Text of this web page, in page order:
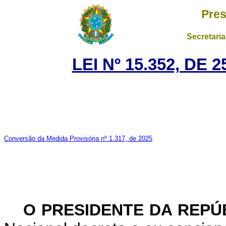
LEI Nº 15.352, DE
Conversão da Medida Provisória nº 1.317, de 2025
O PRESIDENTE DA